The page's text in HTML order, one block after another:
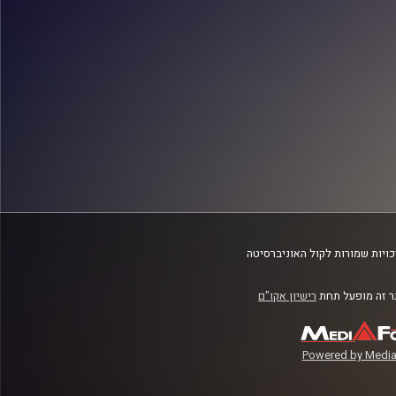
שמורות לקול האוניברסיטה
זה מופעל תחת רישיון אקו"ם
Powered by